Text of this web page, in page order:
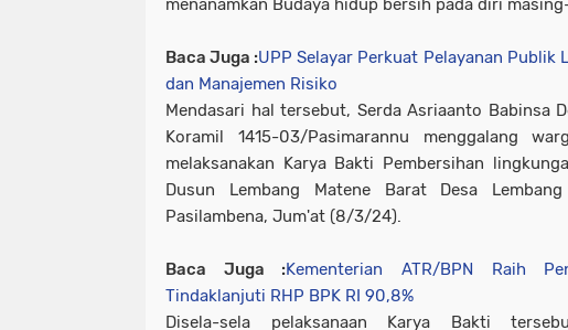
menanamkan Budaya hidup bersih pada diri
Baca Juga :UPP Selayar Perkuat Pelayanan Publik
dan Manajemen Risiko
Mendasari hal tersebut, Serda Asriaanto Babinsa
Koramil 1415-03/Pasimarannu menggalang
melaksanakan Karya Bakti Pembersihan
Dusun Lembang Matene Barat Desa Lembang
Pasilambena, Jum'at (8/3/24).
Baca Juga :Kementerian ATR/BPN Raih
Tindaklanjuti RHP BPK RI 90,8%
Disela-sela pelaksanaan Karya Bakti